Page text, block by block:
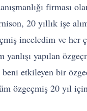
firması
20 yıllık işe
inceledim ve her
yanlışı yapılan
beni etkileyen bir
özgeçmiş 20 yıl